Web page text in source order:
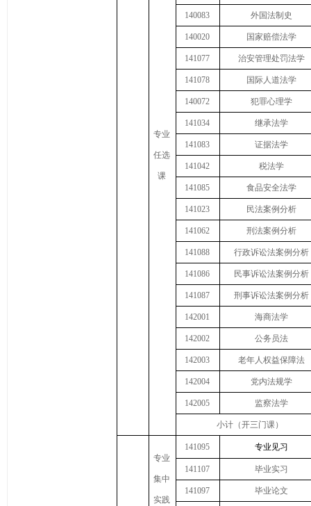
专业
任选
课
140083 外国法制史
140020 国家赔偿法学
141077 治安管理处罚法学
141078 国际人道法学
140072 犯罪心理学
141034 继承法学
141083 证据法学
141042 税法学
141085 食品安全法学
141023 民法案例分析
141062 刑法案例分析
141088 行政诉讼法案例分析
141086 民事诉讼法案例分析
141087 刑事诉讼法案例分析
142001 海商法学
142002 公务员法
142003 老年人权益保障法
142004 党内法规学
142005 监察法学
小计（开三门课）
专业
集中
实践
141095 专业见习
141107 毕业实习
141097 毕业论文